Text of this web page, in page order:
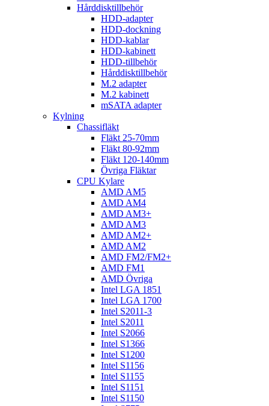
Hårddisktillbehör
HDD-adapter
HDD-dockning
HDD-kablar
HDD-kabinett
HDD-tillbehör
Hårddisktillbehör
M.2 adapter
M.2 kabinett
mSATA adapter
Kylning
Chassifläkt
Fläkt 25-70mm
Fläkt 80-92mm
Fläkt 120-140mm
Övriga Fläktar
CPU Kylare
AMD AM5
AMD AM4
AMD AM3+
AMD AM3
AMD AM2+
AMD AM2
AMD FM2/FM2+
AMD FM1
AMD Övriga
Intel LGA 1851
Intel LGA 1700
Intel S2011-3
Intel S2011
Intel S2066
Intel S1366
Intel S1200
Intel S1156
Intel S1155
Intel S1151
Intel S1150